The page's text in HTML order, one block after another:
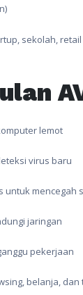
sekolah,
lemot
virus baru
untuk mencegah
jaringan
pekerjaan
belanja,